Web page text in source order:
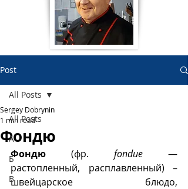
Post
All Posts
А
Б
В
All Posts
Фондю
Sergey Dobrynin
1 min read
Фондю (фр. fondue —
растопленный, расплавленный) –
швейцарское блюдо,